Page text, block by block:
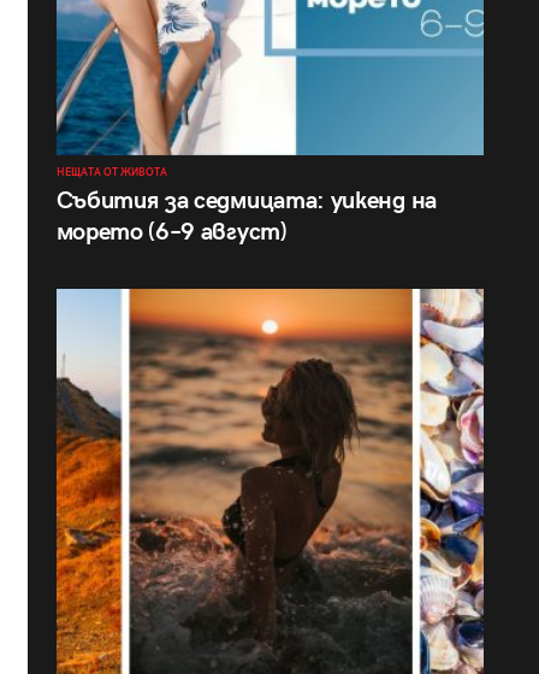
НЕЩАТА ОТ ЖИВОТА
Събития за седмицата: уикенд на
морето (6–9 август)